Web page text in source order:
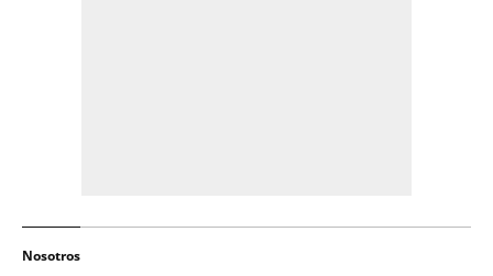
Nosotros